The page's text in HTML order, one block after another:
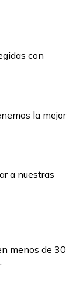
con
la mejor
a nuestras
menos de 30